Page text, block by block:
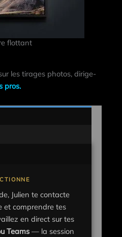
flottant
les tirages photos, dirige-
pros.
Julien te contacte
et comprendre tes
en direct sur tes
Teams — la session